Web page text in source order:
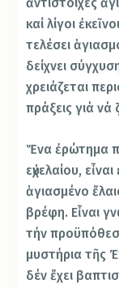
καί λίγοι
τελέσει
δείχνει
χρειάζεται
πράξεις γιά
Ἕνα ἐρώτημα
εὐχελαίου,
ἁγιασμένο
βρέφη. Εἶναι
τήν
μυστήρια τῆς
δέν ἔχει